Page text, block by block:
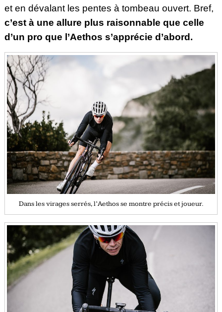
et en dévalant les pentes à tombeau ouvert. Bref,
c’est à une allure plus raisonnable que celle
d’un pro que l’Aethos s’apprécie d’abord.
Dans les virages serrés, l’Aethos se montre précis et joueur.